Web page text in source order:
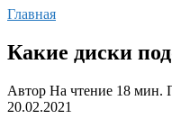
Главная
Какие диски
Автор На чтение 18 мин.
20.02.2021